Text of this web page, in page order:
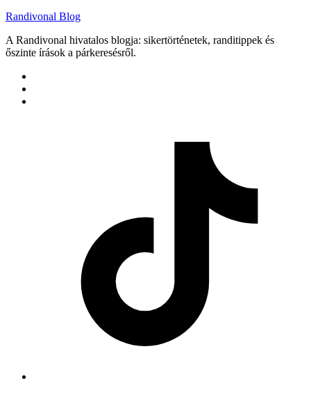
Randivonal Blog
A Randivonal hivatalos blogja: sikertörténetek, randitippek és
őszinte írások a párkeresésről.